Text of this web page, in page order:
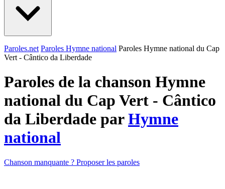
Paroles.net Paroles Hymne national Paroles Hymne national du Cap
Vert - Cântico da Liberdade
Paroles de la chanson Hymne
national du Cap Vert - Cântico
da Liberdade parHymne
national
Chanson manquante ? Proposer les paroles